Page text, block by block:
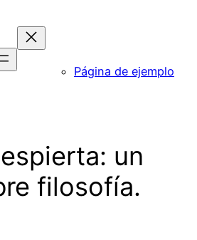
Página de ejemplo
un
filosofía.